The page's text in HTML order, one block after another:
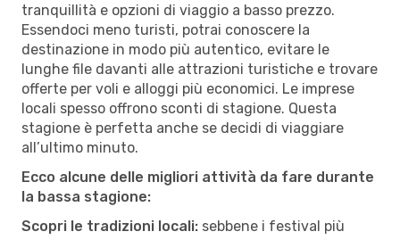
tranquillità e opzioni di viaggio a basso prezzo.
Essendoci meno turisti, potrai conoscere la
destinazione in modo più autentico, evitare le
lunghe file davanti alle attrazioni turistiche e trovare
offerte per voli e alloggi più economici. Le imprese
locali spesso offrono sconti di stagione. Questa
stagione è perfetta anche se decidi di viaggiare
all’ultimo minuto.
Ecco alcune delle migliori attività da fare durante
la bassa stagione:
Scopri le tradizioni locali: sebbene i festival più